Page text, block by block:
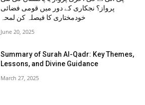
پرواز؟ نجکاری کے دور میں قومی فضائی
خودمختاری کا فیصلہ کن لمحہ
June 20, 2025
Summary of Surah Al-Qadr: Key Themes,
Lessons, and Divine Guidance
March 27, 2025